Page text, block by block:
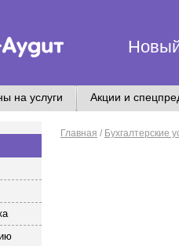
на услуги Акции и
Главная / Бухгалтерские